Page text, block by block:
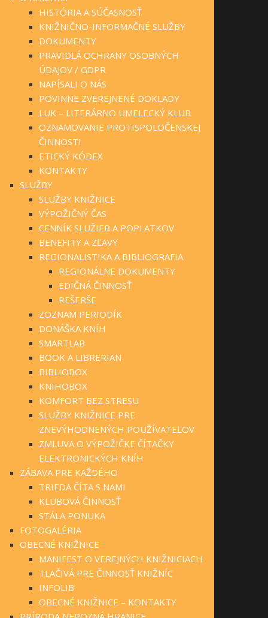
HISTÓRIA A SÚČASNOSŤ
KNIŽNIČNO-INFORMAČNÉ SLUŽBY
DOKUMENTY
PRAVIDLÁ OCHRANY OSOBNÝCH
ÚDAJOV / GDPR
NAPÍSALI O NÁS
POVINNE ZVEREJNENÉ DOKLADY
LUK – LITERÁRNO UMELECKÝ KLUB
OZNAMOVANIE PROTISPOLOČENSKEJ
ČINNOSTI
ETICKÝ KÓDEX
KONTAKTY
SLUŽBY
SLUŽBY KNIŽNICE
VÝPOŽIČNÝ ČAS
CENNÍK SLUŽIEB A POPLATKOV
BENEFITY A ZĽAVY
REGIONALISTIKA A BIBLIOGRAFIA
REGIONÁLNE DOKUMENTY
EDIČNÁ ČINNOSŤ
REŠERŠE
ZOZNAM PERIODÍK
DONÁŠKA KNÍH
SMARTLAB
BOOK A LIBRERIAN
BIBLIOBOX
KNIHOBOX
KOMFORT BEZ STRESU
SLUŽBY KNIŽNICE PRE
ZNEVÝHODNENÝCH POUŽÍVATEĽOV
ZMLUVA O VÝPOŽIČKE ČÍTAČKY
ELEKTRONICKÝCH KNÍH
ZÁBAVA PRE KAŽDÉHO
TRIEDA ČÍTA S NAMI
KLUBOVÁ ČINNOSŤ
STÁLA PONUKA
FOTOGALÉRIA
OBECNÉ KNIŽNICE
MANIFEST O VEREJNÝCH KNIŽNICIACH
TLAČIVÁ PRE ČINNOSŤ KNIŽNÍC
INFOLIB
OBECNÉ KNIŽNICE – KONTAKTY